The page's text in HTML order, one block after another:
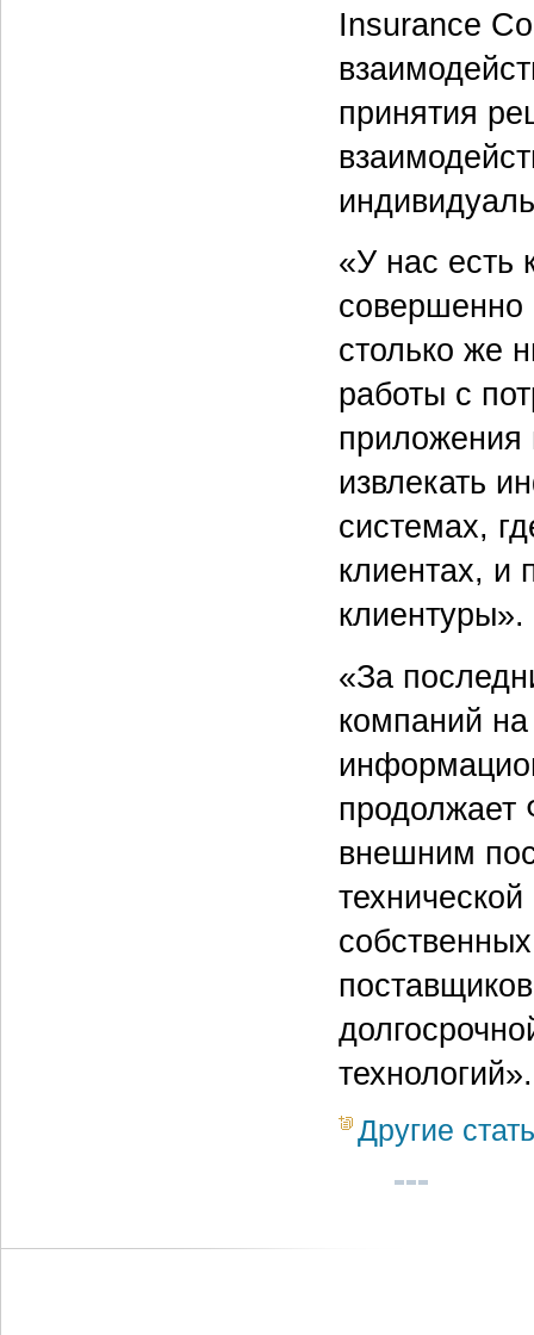
Insurance
принятия
«У нас есть
совершенно
столько же
работы с
приложения
извлекать
системах,
клиентах, и
клиентуры».
«За
компаний
внешним
технологий».
Другие